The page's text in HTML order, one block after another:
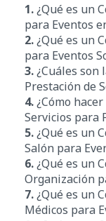
1.¿Qué es un
para Eventos
2.¿Qué es un
para Eventos
3.¿Cuáles son
Prestación de
4.¿Cómo
Servicios para
5.¿Qué es un
Salón para
6.¿Qué es un
Organización
7.¿Qué es un
Médicos para